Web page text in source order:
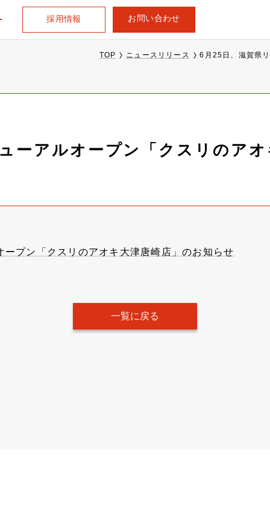
採用情報 お問い合わせ
TOP ニュースリリース 6月25日、滋賀県
ーアルオープン「クスリのア
プン「クスリのアオキ大津唐崎店」のお知らせ
一覧に戻る